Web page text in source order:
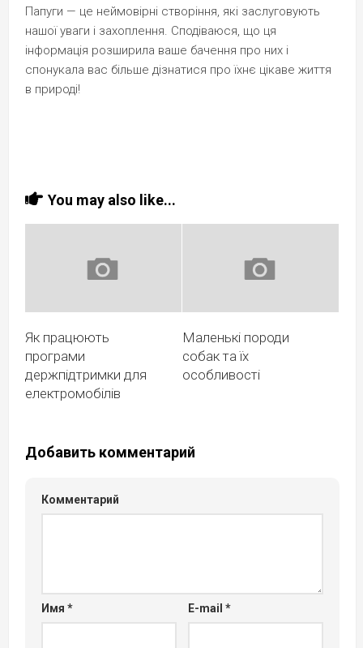
Папуги — це неймовірні створіння, які заслуговують
нашої уваги і захоплення. Сподіваюся, що ця
інформація розширила ваше бачення про них і
спонукала вас більше дізнатися про їхнє цікаве життя
в природі!
You may also like...
Як працюють
програми
держпідтримки для
електромобілів
Маленькі породи
собак та їх
особливості
Добавить комментарий
Комментарий
Имя * E-mail *